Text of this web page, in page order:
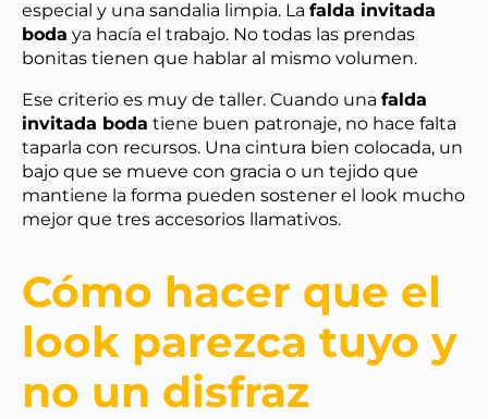
especial y una sandalia limpia. La falda invitada
boda ya hacía el trabajo. No todas las prendas
bonitas tienen que hablar al mismo volumen.
Ese criterio es muy de taller. Cuando una falda
invitada boda tiene buen patronaje, no hace falta
taparla con recursos. Una cintura bien colocada, un
bajo que se mueve con gracia o un tejido que
mantiene la forma pueden sostener el look mucho
mejor que tres accesorios llamativos.
Cómo hacer que el
look parezca tuyo y
no un disfraz